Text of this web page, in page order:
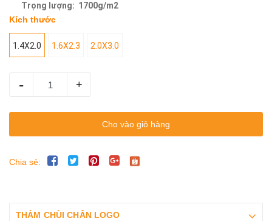
Trọng lượng: 1700g/m2
Kích thước
1.4X2.0 1.6X2.3 2.0X3.0
- +
Cho vào giỏ hàng
Chia sẻ:
THẢM CHÙI CHÂN LOGO